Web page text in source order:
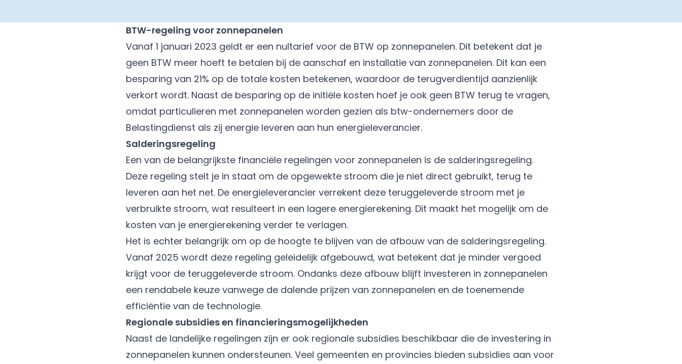
BTW-regeling voor zonnepanelen
Vanaf 1 januari 2023 geldt er een nultarief voor de BTW op zonnepanelen. Dit betekent dat je
geen BTW meer hoeft te betalen bij de aanschaf en installatie van zonnepanelen. Dit kan een
besparing van 21% op de totale kosten betekenen, waardoor de terugverdientijd aanzienlijk
verkort wordt. Naast de besparing op de initiële kosten hoef je ook geen BTW terug te vragen,
omdat particulieren met zonnepanelen worden gezien als btw-ondernemers door de
Belastingdienst als zij energie leveren aan hun energieleverancier.
Salderingsregeling
Een van de belangrijkste financiële regelingen voor zonnepanelen is de salderingsregeling.
Deze regeling stelt je in staat om de opgewekte stroom die je niet direct gebruikt, terug te
leveren aan het net. De energieleverancier verrekent deze teruggeleverde stroom met je
verbruikte stroom, wat resulteert in een lagere energierekening. Dit maakt het mogelijk om de
kosten van je energierekening verder te verlagen.
Het is echter belangrijk om op de hoogte te blijven van de afbouw van de salderingsregeling.
Vanaf 2025 wordt deze regeling geleidelijk afgebouwd, wat betekent dat je minder vergoed
krijgt voor de teruggeleverde stroom. Ondanks deze afbouw blijft investeren in zonnepanelen
een rendabele keuze vanwege de dalende prijzen van zonnepanelen en de toenemende
efficiëntie van de technologie.
Regionale subsidies en financieringsmogelijkheden
Naast de landelijke regelingen zijn er ook regionale subsidies beschikbaar die de investering in
zonnepanelen kunnen ondersteunen. Veel gemeenten en provincies bieden subsidies aan voor